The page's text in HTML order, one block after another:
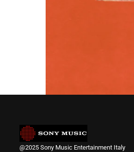
@2025 Sony Music Entertainment Italy